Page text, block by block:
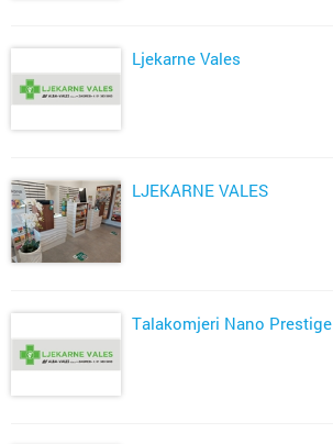
Ljekarne Vales
LJEKARNE VALES
Talakomjeri Nano Prestige